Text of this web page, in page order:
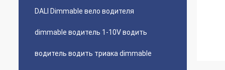
DALI Dimmable вело водителя
dimmable водитель 1-10V водить
водитель водить триака dimmable